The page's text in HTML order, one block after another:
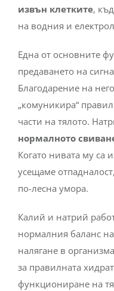
извън клетките,
на водния и
Една от основните
предаването на
Благодарение на
„комуникира“
части на тялото.
нормалното
Когато нивата му са
усещаме
по-лесна умора.
Калий и натрий
нормалния баланс
налягане в
за правилната
функциониране на